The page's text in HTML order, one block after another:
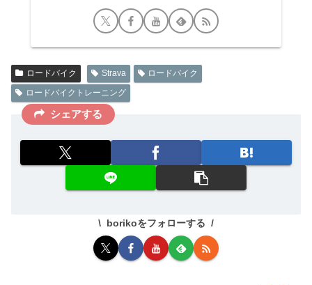
ロードバイク Strava
ロードバイク
ロードバイクトレーニング
シェアする
borikoをフォローする